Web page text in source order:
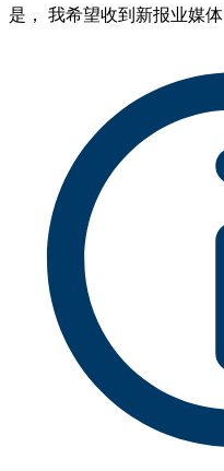
是， 我希望收到新报业媒体